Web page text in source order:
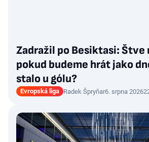
Zadražil po Besiktasi: Štve
pokud budeme hrát jako
stalo u gólu?
Evropská liga Radek Špryňar6. srpna 2026